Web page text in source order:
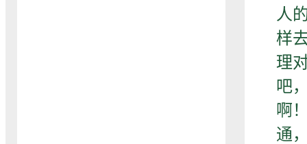
人
样
理
吧
啊
通